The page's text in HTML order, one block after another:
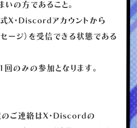
の方であること。
X・Discordアカウントから
セージ）を受信できる状態である
みの参加となります。
ご連絡はX・Discordの